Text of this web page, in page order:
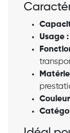
Usage :